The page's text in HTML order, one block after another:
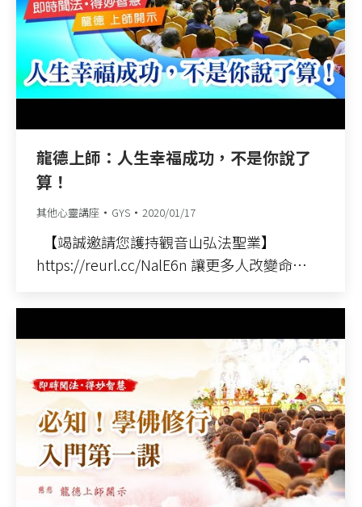
龍德上師：人生幸福成功，不是你說了
算！
其他心靈講座 GYS 2020/01/17
【竭誠邀請您護持觀音山弘法聖業】
https://reurl.cc/NalE6n 讓更多人改變命…